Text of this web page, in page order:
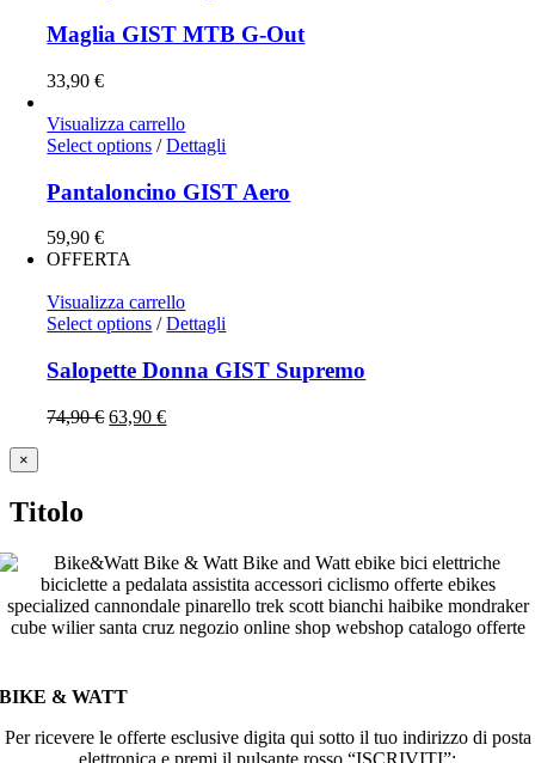
Maglia GIST MTB G-Out
33,90€
Visualizza carrello
Select options / Dettagli
Pantaloncino GIST Aero
59,90€
OFFERTA
Visualizza carrello
Select options / Dettagli
Salopette Donna GIST Supremo
74,90€ 63,90€
Close
product
view
×
Titolo
BIKE & WATT
Per ricevere le offerte esclusive digita qui sotto il tuo indirizzo di posta
elettronica e premi il pulsante rosso “ISCRIVITI”: